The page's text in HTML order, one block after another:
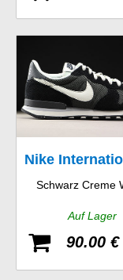
Nike
Schwarz Creme
Auf Lager
90.00 €